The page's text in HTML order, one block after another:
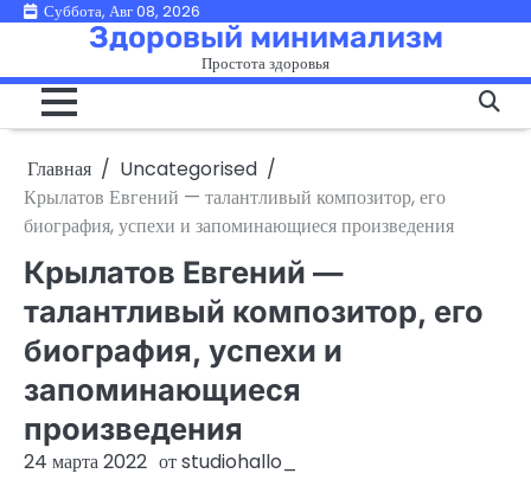
ПерейтиСуббота, Авг 08, 2026
Здоровый минимализм
Простота здоровья
Главная
Uncategorised
Крылатов Евгений — талантливый композитор, его
биография, успехи и запоминающиеся произведения
Крылатов Евгений —
талантливый композитор, его
биография, успехи и
запоминающиеся
произведения
24 марта 2022 отstudiohallo_